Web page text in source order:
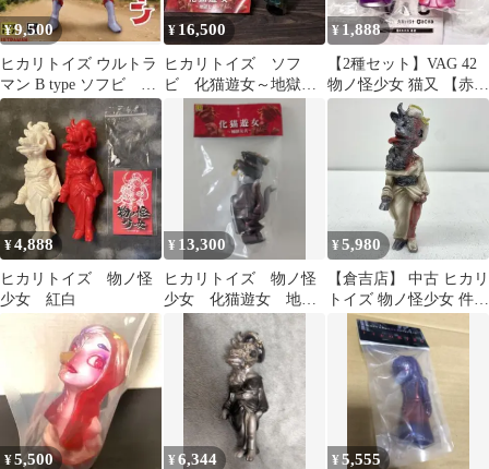
¥9,500
ヒカリトイズ ウルトラ
マン B type ソフビ 墓
場の画廊
¥ 16,500
ヒカリトイズ ソフ
ビ 化猫遊女～地獄太
¥ 1,888
【2種セット】VAG 42
物ノ怪少女 猫又 【赤白
&紫灰】 ヒカリトイズ
¥4,888
ヒカリトイズ 物ノ怪
少女 紅白
¥ 13,300
ヒカリトイズ 物ノ怪
少女 化猫遊女 地獄
太夫noir ソフビ
WF2026S
¥5,980
【倉吉店】 中古 ヒカリ
トイズ 物ノ怪少女 件
白成型 黒銀赤塗
¥5,500 ¥6,344 ¥5,555